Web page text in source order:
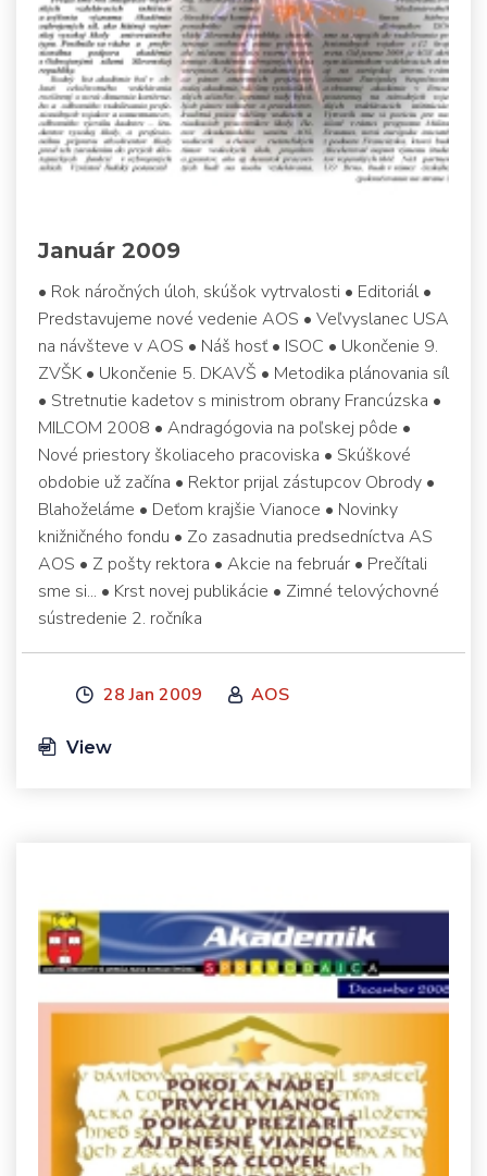
Január 2009
• Rok náročných úloh, skúšok vytrvalosti • Editoriál •
Predstavujeme nové vedenie AOS • Veľvyslanec USA
na návšteve v AOS • Náš hosť • ISOC • Ukončenie 9.
ZVŠK • Ukončenie 5. DKAVŠ • Metodika plánovania síl
• Stretnutie kadetov s ministrom obrany Francúzska •
MILCOM 2008 • Andragógovia na poľskej pôde •
Nové priestory školiaceho pracoviska • Skúškové
obdobie už začína • Rektor prijal zástupcov Obrody •
Blahoželáme • Deťom krajšie Vianoce • Novinky
knižničného fondu • Zo zasadnutia predsedníctva AS
AOS • Z pošty rektora • Akcie na február • Prečítali
sme si... • Krst novej publikácie • Zimné telovýchovné
sústredenie 2. ročníka
28 Jan 2009 AOS
View